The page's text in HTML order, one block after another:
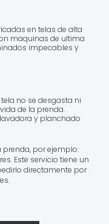
en telas de alta
maquinas de ultima
impecables y
no se desgasta ni
de la prenda.
y planchado
por ejemplo:
Este servicio tiene un
directamente por